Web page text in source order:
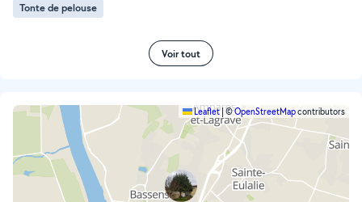
Tonte de pelouse
Voir tout
Leaflet ©OpenStreetMapcontributors